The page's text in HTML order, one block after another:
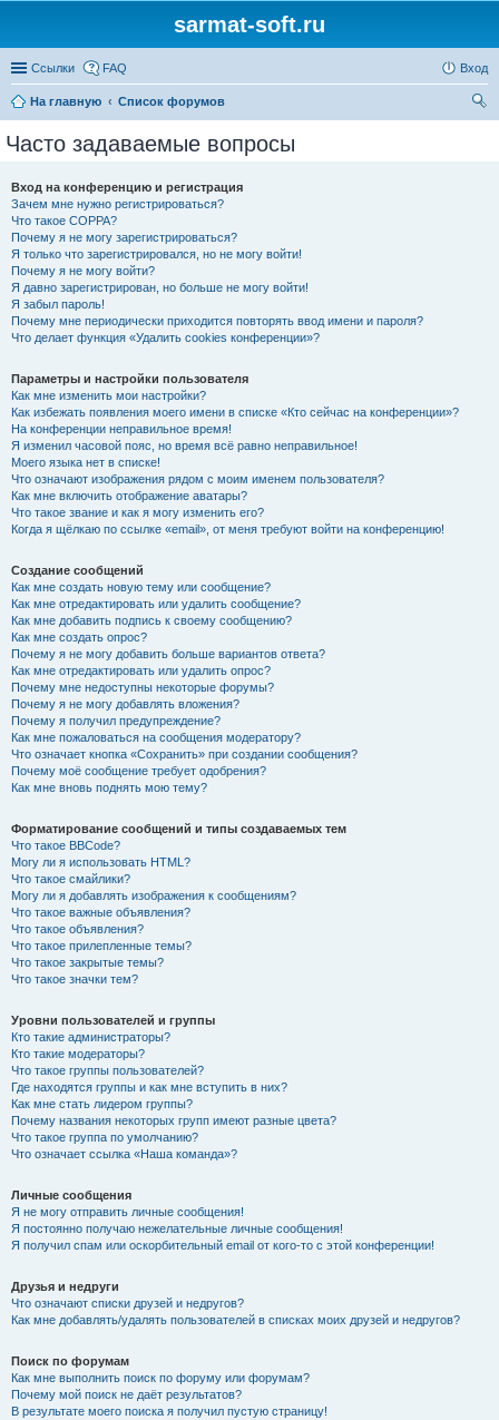
sarmat-soft.ru
Ссылки FAQ Вход
На главную
Список форумов
Часто задаваемые вопросы
Вход на конференцию и регистрация
Зачем мне нужно регистрироваться?
Что такое COPPA?
Почему я не могу зарегистрироваться?
Я только что зарегистрировался, но не могу войти!
Почему я не могу войти?
Я давно зарегистрирован, но больше не могу войти!
Я забыл пароль!
Почему мне периодически приходится повторять ввод имени и пароля?
Что делает функция «Удалить cookies конференции»?
Параметры и настройки пользователя
Как мне изменить мои настройки?
Как избежать появления моего имени в списке «Кто сейчас на конференции»?
На конференции неправильное время!
Я изменил часовой пояс, но время всё равно неправильное!
Моего языка нет в списке!
Что означают изображения рядом с моим именем пользователя?
Как мне включить отображение аватары?
Что такое звание и как я могу изменить его?
Когда я щёлкаю по ссылке «email», от меня требуют войти на конференцию!
Создание сообщений
Как мне создать новую тему или сообщение?
Как мне отредактировать или удалить сообщение?
Как мне добавить подпись к своему сообщению?
Как мне создать опрос?
Почему я не могу добавить больше вариантов ответа?
Как мне отредактировать или удалить опрос?
Почему мне недоступны некоторые форумы?
Почему я не могу добавлять вложения?
Почему я получил предупреждение?
Как мне пожаловаться на сообщения модератору?
Что означает кнопка «Сохранить» при создании сообщения?
Почему моё сообщение требует одобрения?
Как мне вновь поднять мою тему?
Форматирование сообщений и типы создаваемых тем
Что такое BBCode?
Могу ли я использовать HTML?
Что такое смайлики?
Могу ли я добавлять изображения к сообщениям?
Что такое важные объявления?
Что такое объявления?
Что такое прилепленные темы?
Что такое закрытые темы?
Что такое значки тем?
Уровни пользователей и группы
Кто такие администраторы?
Кто такие модераторы?
Что такое группы пользователей?
Где находятся группы и как мне вступить в них?
Как мне стать лидером группы?
Почему названия некоторых групп имеют разные цвета?
Что такое группа по умолчанию?
Что означает ссылка «Наша команда»?
Личные сообщения
Я не могу отправить личные сообщения!
Я постоянно получаю нежелательные личные сообщения!
Я получил спам или оскорбительный email от кого-то с этой конференции!
Друзья и недруги
Что означают списки друзей и недругов?
Как мне добавлять/удалять пользователей в списках моих друзей и недругов?
Поиск по форумам
Как мне выполнить поиск по форуму или форумам?
Почему мой поиск не даёт результатов?
В результате моего поиска я получил пустую страницу!